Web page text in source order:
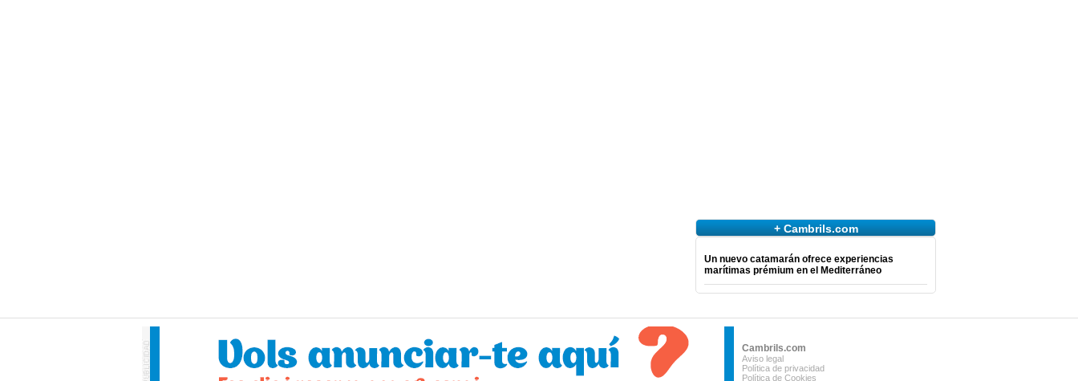
+ Cambrils.com
Un nuevo catamarán ofrece experiencias
marítimas prémium en el Mediterráneo
Cambrils.com
Aviso legal
Política de privacidad
Política de Cookies